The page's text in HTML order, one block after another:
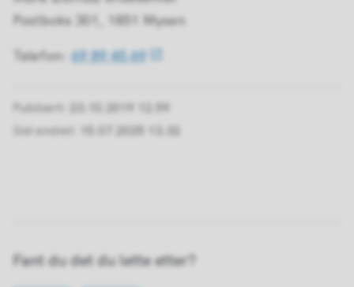
Postboks 301, 1851 Mysen
Telefon:69 89 45 69
Publisert
23.10.2019 12.59
Sist endret
15.07.2025 13.32
Fant du det du lette etter?